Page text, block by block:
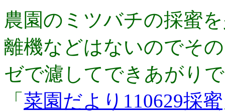
農園のミツバチの採蜜
離機などはないのでそ
ゼで濾してできあがり
「 菜園だより110629採蜜